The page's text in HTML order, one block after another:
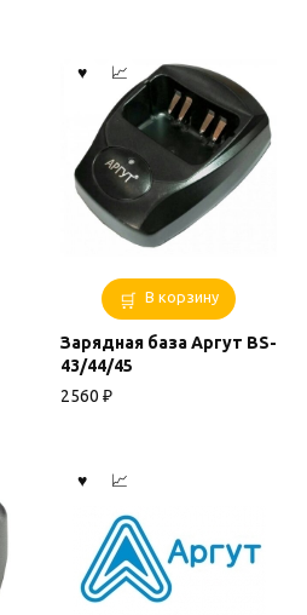
В корзину
Зарядная база Аргут BS-
43/44/45
2560 ₽